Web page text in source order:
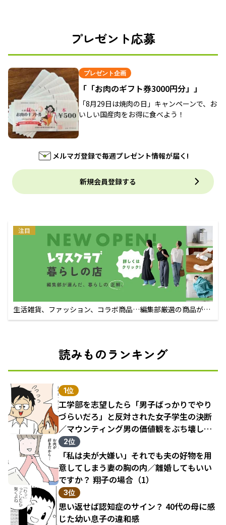
プレゼント応募
プレゼント企画
「「お肉のギフト券3000円分」」
「8月29日は焼肉の日」キャンペーンで、お
いしい国産肉をお得に食べよう！
メルマガ登録で毎週プレゼント情報が届く!
新規会員登録する
注目
生活雑貨、ファッション、コラボ商品…編集部厳選の商品が買
えるECサイト
読みものランキング
1位
工学部を志望したら「男子ばっかりでやり
づらいだろ」と反対された女子学生の決断
／マウンティング男の価値観をぶち壊した
結果（1）
2位
「私は夫が大嫌い」それでも夫の好物を用
意してしまう妻の胸の内／離婚してもいい
ですか？ 翔子の場合（1）
3位
思い返せば認知症のサイン？ 40代の母に感
じた幼い息子の違和感